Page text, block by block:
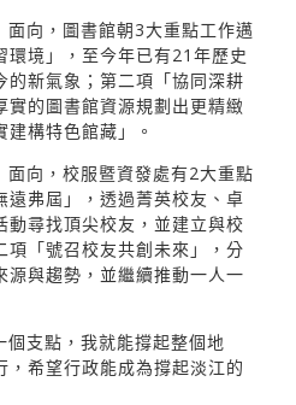
向，圖書館朝3大重點工作邁
環境」，至今年已有21年歷史
的新氣象；第二項「協同深耕
的圖書館資源規劃出更精緻
構特色館藏」。
向，校服暨資發處有2大重點
遠弗屆」，透過菁英校友、卓
動尋找頂尖校友，並建立與校
項「號召校友共創未來」，分
源與趨勢，並繼續推動一人一
支點，我就能撐起整個地
希望行政能成為撐起淡江的